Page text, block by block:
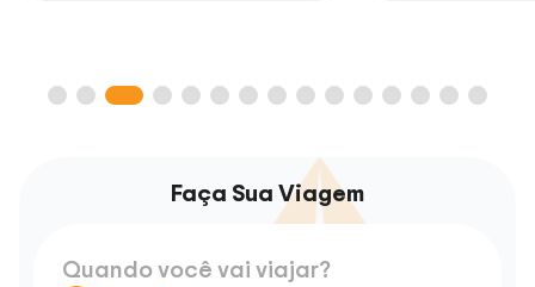
Faça Sua Viagem
Quando você vai viajar?